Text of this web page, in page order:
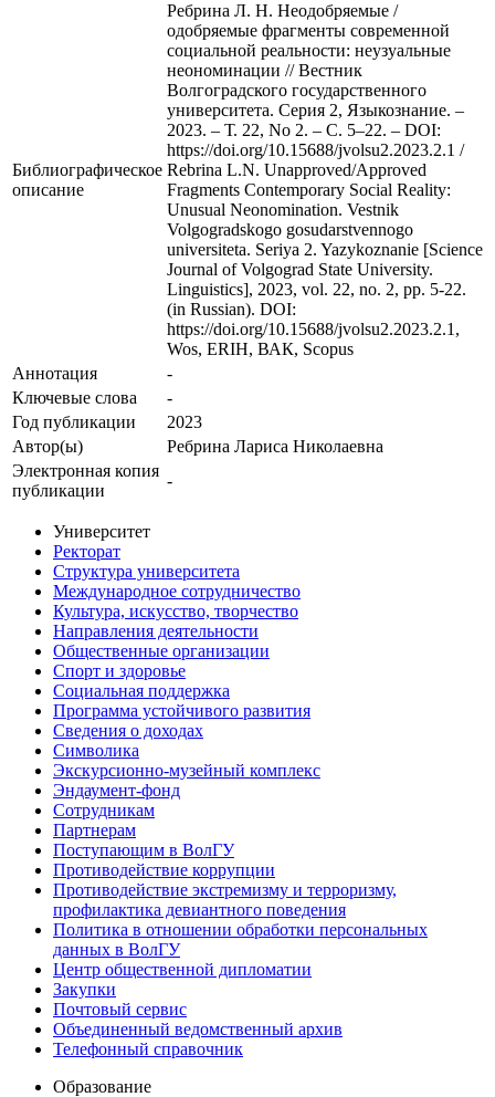
Библиографическое
описание
Ребрина Л. Н. Неодобряемые /
одобряемые фрагменты современной
социальной реальности: неузуальные
неономинации // Вестник
Волгоградского государственного
университета. Серия 2, Языкознание. –
2023. – Т. 22, No 2. – С. 5–22. – DOI:
https://doi.org/10.15688/jvolsu2.2023.2.1 /
Rebrina L.N. Unapproved/Approved
Fragments Contemporary Social Reality:
Unusual Neonomination. Vestnik
Volgogradskogo gosudarstvennogo
universiteta. Seriya 2. Yazykoznanie [Science
Journal of Volgograd State University.
Linguistics], 2023, vol. 22, no. 2, pp. 5-22.
(in Russian). DOI:
https://doi.org/10.15688/jvolsu2.2023.2.1,
Wos, ERIH, ВАК, Scopus
Аннотация
-
Ключевые cлова
-
Год публикации
2023
Автор(ы)
Ребрина Лариса Николаевна
Электронная копия
публикации
-
Университет
Ректорат
Структура университета
Международное сотрудничество
Культура, искусство, творчество
Направления деятельности
Общественные организации
Спорт и здоровье
Социальная поддержка
Программа устойчивого развития
Сведения о доходах
Символика
Экскурсионно-музейный комплекс
Эндаумент-фонд
Сотрудникам
Партнерам
Поступающим в ВолГУ
Противодействие коррупции
Противодействие экстремизму и терроризму,
профилактика девиантного поведения
Политика в отношении обработки персональных
данных в ВолГУ
Центр общественной дипломатии
Закупки
Почтовый сервис
Объединенный ведомственный архив
Телефонный справочник
Образование